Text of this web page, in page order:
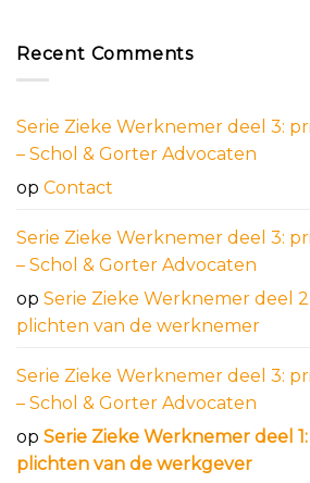
Recent Comments
Serie Zieke Werknemer deel 3:
– Schol & Gorter Advocaten
op Contact
Serie Zieke Werknemer deel 3:
– Schol & Gorter Advocaten
op Serie Zieke Werknemer deel
plichten van de werknemer
Serie Zieke Werknemer deel 3:
– Schol & Gorter Advocaten
op Serie Zieke Werknemer deel
plichten van de werkgever